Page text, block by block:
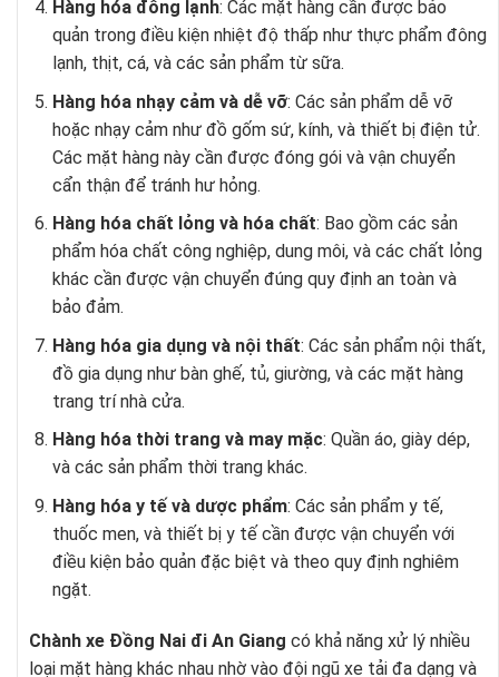
Hàng hóa đông lạnh: Các mặt hàng cần được bảo
quản trong điều kiện nhiệt độ thấp như thực phẩm đông
lạnh, thịt, cá, và các sản phẩm từ sữa.
Hàng hóa nhạy cảm và dễ vỡ: Các sản phẩm dễ vỡ
hoặc nhạy cảm như đồ gốm sứ, kính, và thiết bị điện tử.
Các mặt hàng này cần được đóng gói và vận chuyển
cẩn thận để tránh hư hỏng.
Hàng hóa chất lỏng và hóa chất: Bao gồm các sản
phẩm hóa chất công nghiệp, dung môi, và các chất lỏng
khác cần được vận chuyển đúng quy định an toàn và
bảo đảm.
Hàng hóa gia dụng và nội thất: Các sản phẩm nội thất,
đồ gia dụng như bàn ghế, tủ, giường, và các mặt hàng
trang trí nhà cửa.
Hàng hóa thời trang và may mặc: Quần áo, giày dép,
và các sản phẩm thời trang khác.
Hàng hóa y tế và dược phẩm: Các sản phẩm y tế,
thuốc men, và thiết bị y tế cần được vận chuyển với
điều kiện bảo quản đặc biệt và theo quy định nghiêm
ngặt.
Chành xe Đồng Nai đi An Giang có khả năng xử lý nhiều
loại mặt hàng khác nhau nhờ vào đội ngũ xe tải đa dạng và